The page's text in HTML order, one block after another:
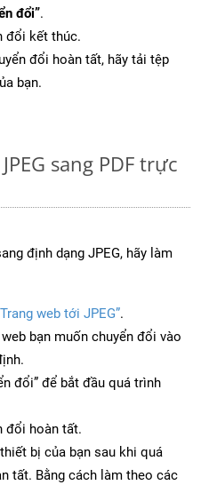
đổi”.
đổi kết thúc.
đổi hoàn tất, hãy tải tệp
bạn.
sang PDF trực
định dạng JPEG, hãy làm
web tới JPEG”.
bạn muốn chuyển đổi vào
đổi” để bắt đầu quá trình
đổi hoàn tất.
bị của bạn sau khi quá
tất. Bằng cách làm theo các